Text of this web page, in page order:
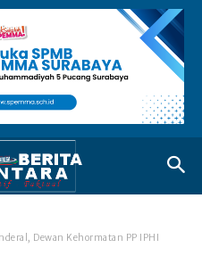
Dewan Kehormatan PP IPHI